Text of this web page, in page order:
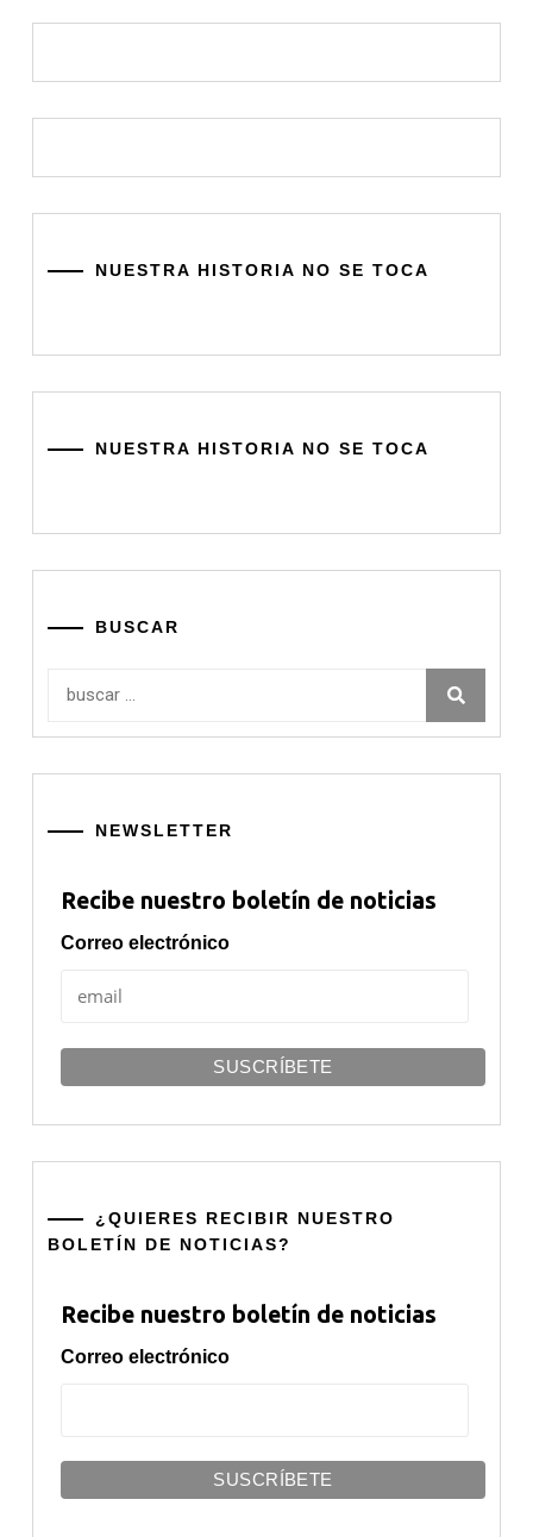
NUESTRA HISTORIA NO SE TOCA
NUESTRA HISTORIA NO SE TOCA
BUSCAR
NEWSLETTER
Recibe nuestro boletín de noticias
Correo electrónico
¿QUIERES RECIBIR NUESTRO
BOLETÍN DE NOTICIAS?
Recibe nuestro boletín de noticias
Correo electrónico